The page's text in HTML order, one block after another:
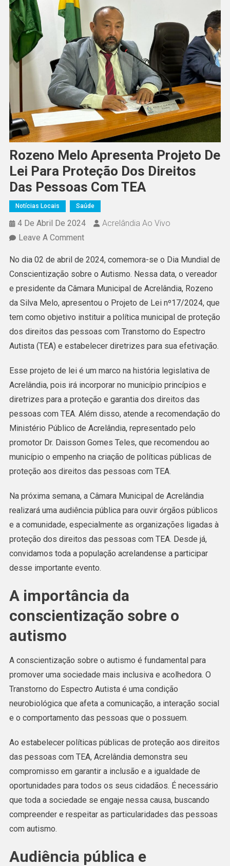
Rozeno Melo Apresenta Projeto De
Lei Para Proteção Dos Direitos
Das Pessoas Com TEA
Notícias Locais Saúde
4 De Abril De 2024
Acrelândia Ao Vivo
Leave A CommentOn
Melo
Apresenta
Projeto
De
Lei
Para
Proteção
Dos
Direitos
Das
Pessoas
Com
TEA
No dia 02 de abril de 2024, comemora-se o Dia Mundial de
Conscientização sobre o Autismo. Nessa data, o vereador
e presidente da Câmara Municipal de Acrelândia, Rozeno
da Silva Melo, apresentou o Projeto de Lei nº17/2024, que
tem como objetivo instituir a política municipal de proteção
dos direitos das pessoas com Transtorno do Espectro
Autista (TEA) e estabelecer diretrizes para sua efetivação.
Esse projeto de lei é um marco na história legislativa de
Acrelândia, pois irá incorporar no município princípios e
diretrizes para a proteção e garantia dos direitos das
pessoas com TEA. Além disso, atende a recomendação do
Ministério Público de Acrelândia, representado pelo
promotor Dr. Daisson Gomes Teles, que recomendou ao
município o empenho na criação de políticas públicas de
proteção aos direitos das pessoas com TEA.
Na próxima semana, a Câmara Municipal de Acrelândia
realizará uma audiência pública para ouvir órgãos públicos
e a comunidade, especialmente as organizações ligadas à
proteção dos direitos das pessoas com TEA. Desde já,
convidamos toda a população acrelandense a participar
desse importante evento.
A importância da
conscientização sobre o
autismo
A conscientização sobre o autismo é fundamental para
promover uma sociedade mais inclusiva e acolhedora. O
Transtorno do Espectro Autista é uma condição
neurobiológica que afeta a comunicação, a interação social
e o comportamento das pessoas que o possuem.
Ao estabelecer políticas públicas de proteção aos direitos
das pessoas com TEA, Acrelândia demonstra seu
compromisso em garantir a inclusão e a igualdade de
oportunidades para todos os seus cidadãos. É necessário
que toda a sociedade se engaje nessa causa, buscando
compreender e respeitar as particularidades das pessoas
com autismo.
Audiência pública e